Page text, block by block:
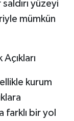
yüzeyi
mümkün
kurum
farklı bir yol